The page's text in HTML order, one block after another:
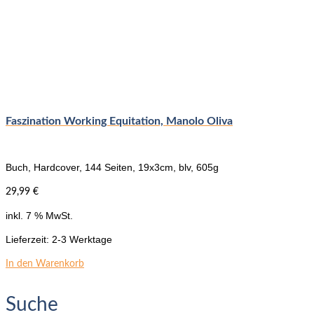
Faszination Working Equitation, Manolo Oliva
Buch, Hardcover, 144 Seiten, 19x3cm, blv, 605g
29,99 €
inkl. 7 % MwSt.
Lieferzeit: 2-3 Werktage
In den Warenkorb
Suche